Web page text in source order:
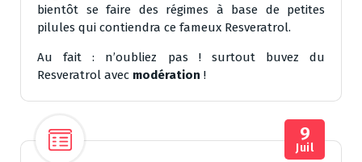
bientôt se faire des régimes à base de petites
pilules qui contiendra ce fameux Resveratrol.
Au fait : n’oubliez pas ! surtout buvez du
Resveratrol avec modération !
9
Juil